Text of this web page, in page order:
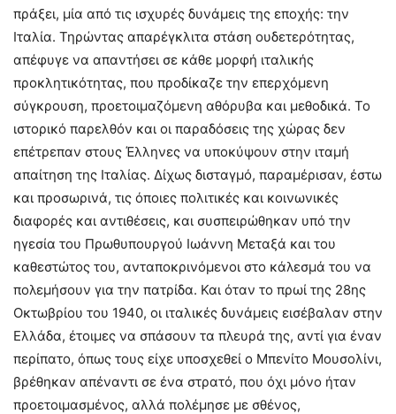
πράξει, μία από τις ισχυρές δυνάμεις της εποχής: την
Ιταλία. Τηρώντας απαρέγκλιτα στάση ουδετερότητας,
απέφυγε να απαντήσει σε κάθε μορφή ιταλικής
προκλητικότητας, που προδίκαζε την επερχόμενη
σύγκρουση, προετοιμαζόμενη αθόρυβα και μεθοδικά. Το
ιστορικό παρελθόν και οι παραδόσεις της χώρας δεν
επέτρεπαν στους Έλληνες να υποκύψουν στην ιταμή
απαίτηση της Ιταλίας. Δίχως δισταγμό, παραμέρισαν, έστω
και προσωρινά, τις όποιες πολιτικές και κοινωνικές
διαφορές και αντιθέσεις, και συσπειρώθηκαν υπό την
ηγεσία του Πρωθυπουργού Ιωάννη Μεταξά και του
καθεστώτος του, ανταποκρινόμενοι στο κάλεσμά του να
πολεμήσουν για την πατρίδα. Και όταν το πρωί της 28ης
Οκτωβρίου του 1940, οι ιταλικές δυνάμεις εισέβαλαν στην
Ελλάδα, έτοιμες να σπάσουν τα πλευρά της, αντί για έναν
περίπατο, όπως τους είχε υποσχεθεί ο Μπενίτο Μουσολίνι,
βρέθηκαν απέναντι σε ένα στρατό, που όχι μόνο ήταν
προετοιμασμένος, αλλά πολέμησε με σθένος,